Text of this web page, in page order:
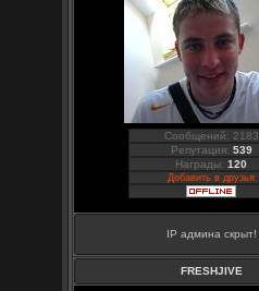
Сообщений: 2183
Репутация: 539
Награды:120
Добавить в друзья
IP админа скрыт!
FRESHJIVE